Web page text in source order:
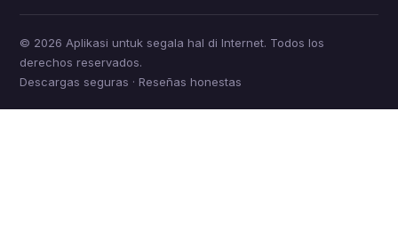
© 2026 Aplikasi untuk segala hal di Internet. Todos los
derechos reservados.
Descargas seguras · Reseñas honestas